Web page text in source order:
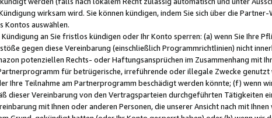
wirksam wird. Sie können kündigen, indem Sie sich über die Partner-
Kontos auswählen.
an Sie fristlos kündigen oder Ihr Konto sperren: (a) wenn Sie Ihre
gegen diese Vereinbarung (einschließlich Programmrichtlinien) nicht
potenziellen Rechts- oder Haftungsansprüchen im Zusammenhang mit
für betrügerische, irreführende oder illegale Zwecke genutzt
Ihre Teilnahme am Partnerprogramm beschädigt werden könnte; (f) wenn
dieser Vereinbarung von den Vertragsparteien durchgeführten Tätigkeiten
mit Ihnen oder anderen Personen, die unserer Ansicht nach mit Ihnen